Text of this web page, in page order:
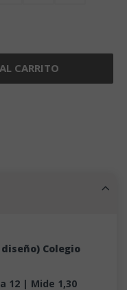
Colegio Santa Maria
CARRITO
Colegio
12 | Mide 1,30